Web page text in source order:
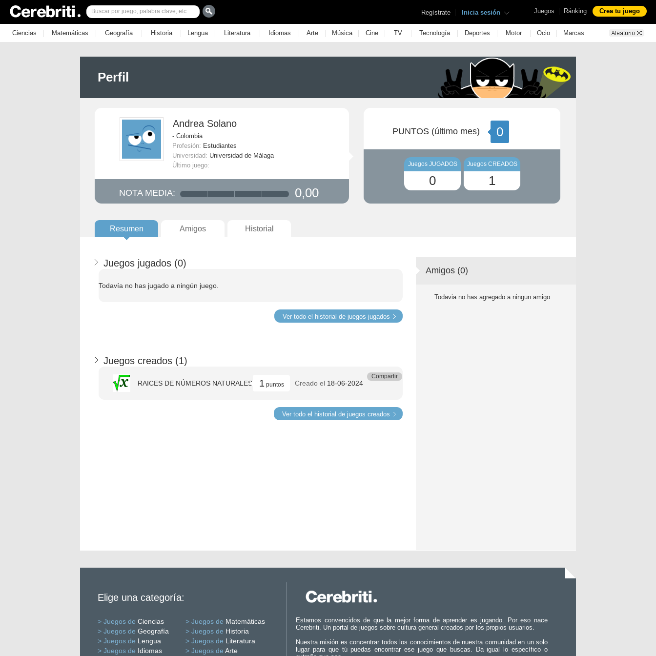
Juegos | Ránking Crea tu juego
Regístrate | Inicia sesión
Ciencias | Matemáticas | Geografía | Historia | Lengua | Literatura | Idiomas | Arte | Música | Cine | TV | Tecnología | Deportes | Motor | Ocio | Marcas
Perfil
Andrea Solano
- Colombia
Profesión: Estudiantes
Universidad: Universidad de Málaga
Último juego:
NOTA MEDIA: 0,00
PUNTOS (último mes) 0
Juegos JUGADOS
0
Juegos CREADOS
1
Resumen Amigos Historial
Juegos jugados (0)
Todavía no has jugado a ningún juego.
Ver todo el historial de juegos jugados
Juegos creados (1)
RAICES DE NÚMEROS NATURALES 1puntos Creado el 18-06-2024
Compartir
Ver todo el historial de juegos creados
Amigos (0)
Todavia no has agregado a ningun amigo
Elige una categoría:
> Juegos de Ciencias > Juegos de Matemáticas
> Juegos de Geografía > Juegos de Historia
> Juegos de Lengua > Juegos de Literatura
> Juegos de Idiomas > Juegos de Arte
Estamos convencidos de que la mejor forma de aprender es jugando. Por eso nace
Cerebriti. Un portal de juegos sobre cultura general creados por los propios usuarios.
Nuestra misión es concentrar todos los conocimientos de nuestra comunidad en un solo
lugar para que tú puedas encontrar ese juego que buscas. Da igual lo específico o